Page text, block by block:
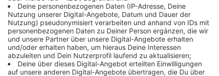
eine dunkle Wohnung, wenn jemand nicht zu Hause ist,
sagt Kriminalhauptkommissar Rüdiger Heil vom
Landeskriminalamt:
"Wir favorisieren, mit Zeitschaltuhren zu arbeiten, dass
mit Beginn der Dämmerung Licht im Objekt vorhanden
ist." Gut sind auch WLAN-Steckdosen - die man auch